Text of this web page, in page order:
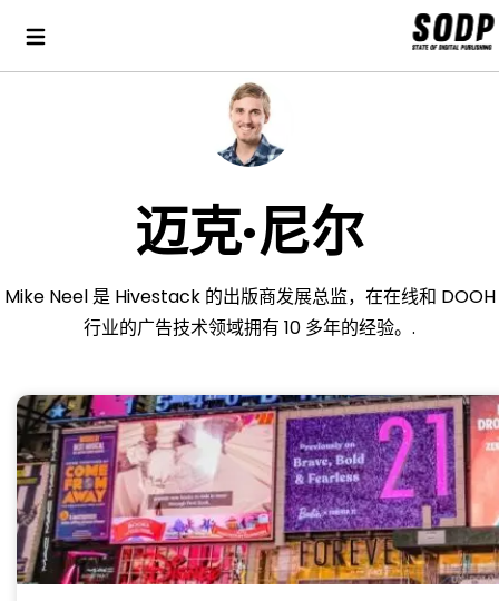
迈克·尼尔
Mike Neel 是 Hivestack 的出版商发展总监，在在线和 DOOH
行业的广告技术领域拥有 10 多年的经验。.